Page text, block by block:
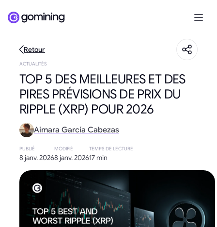
Retour
ACTUALITÉS
TOP 5 DES MEILLEURES ET DES
PIRES PRÉVISIONS DE PRIX DU
RIPPLE (XRP) POUR 2026
Aimara García Cabezas
PUBLIÉ
8 janv. 2026
MODIFIÉ
8 janv. 2026
TEMPS DE LECTURE
17 min